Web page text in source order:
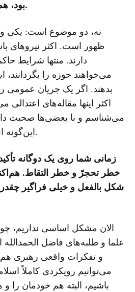
بود، هم‌اکنون کمتر وجود دارد.
نه، دو موضوع است: یکی
ظهور است. اکثر نیروهای
دارند. منتها شرایط
می‌خواهند حوزه را بگردانند،
بدهند. اگر یک جریان عمومی
اکثر اینها مقاله‌های
می‌شناسم و با بعضی‌ها صحبت
این‌گونه افکار کمی امنیتی است.
زمانی شما روی یک دوگانه
خطر تحجرّ و خطر التقاط.
شکل بالفعل و خیلی فراگیر
الان مشکل اساسی نداریم،
علما و طلبه‌های فاضل الحمدالله
و تفکرات واقعی رهبری
می‌توانیم رویکردی کاملاً
باشیم، البته هم خودمان را